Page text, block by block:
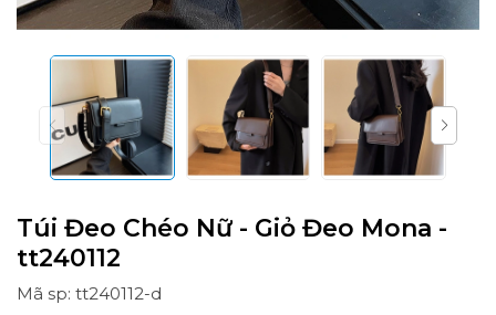
Túi Đeo Chéo Nữ - Giỏ Đeo Mona -
tt240112
Mã sp: tt240112-d